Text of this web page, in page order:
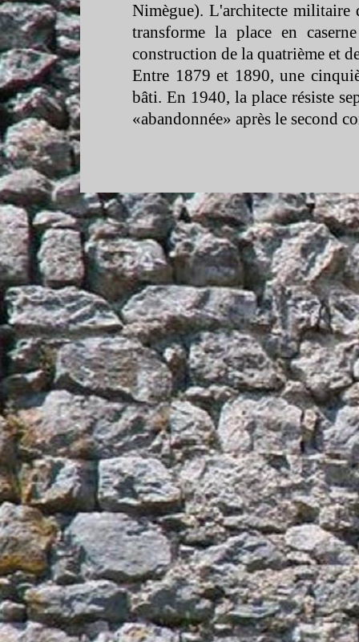
Nimègue). L'architecte
transforme la place en
construction de la quatrième et
Entre 1879 et 1890, une
bâti. En 1940, la place résiste
«abandonnée» après le second